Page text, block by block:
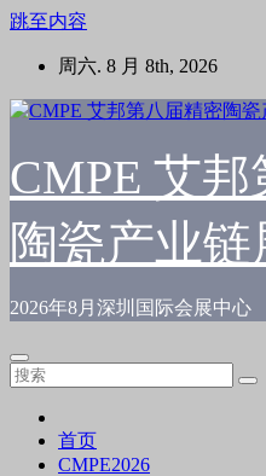
跳至内容
周六. 8 月 8th, 2026
CMPE 艾
陶瓷产业链
2026年8月深圳国际会展中心
首页
CMPE2026